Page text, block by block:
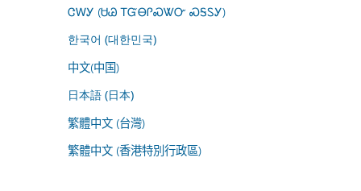
ᏣᎳᎩ (ᏌᏊ ᎢᏳᎾᎵᏍᏔᏅ ᏍᎦᏚᎩ)
한국어 (대한민국)
中文(中国)
日本語 (日本)
繁體中文 (台灣)
繁體中文 (香港特別行政區)